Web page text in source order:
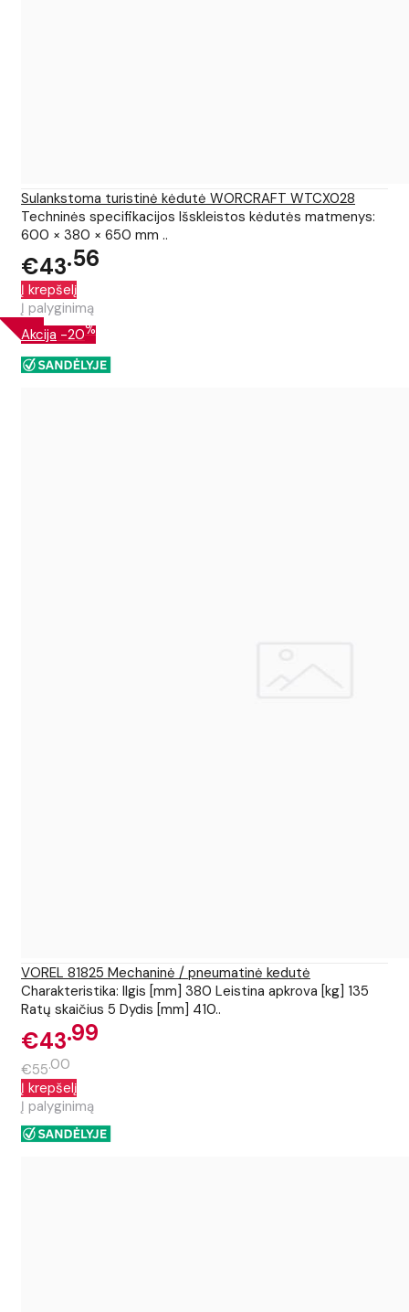
Sulankstoma turistinė kėdutė WORCRAFT WTCX028
Techninės specifikacijos Išskleistos kėdutės matmenys:
600 × 380 × 650 mm ..
€43 56
Į krepšelį
Į palyginimą
Akcija -20%
VOREL 81825 Mechaninė / pneumatinė kedutė
Charakteristika: Ilgis [mm] 380 Leistina apkrova [kg] 135
Ratų skaičius 5 Dydis [mm] 410..
€43 99
€55 00
Į krepšelį
Į palyginimą